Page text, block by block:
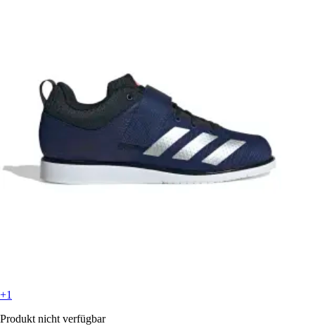
+1
Produkt nicht verfügbar